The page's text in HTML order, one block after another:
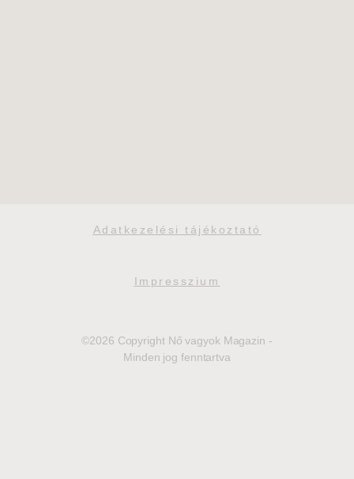
Adatkezelési tájékoztató
Impresszium
©2026 Copyright Nő vagyok Magazin -
Minden jog fenntartva